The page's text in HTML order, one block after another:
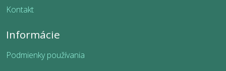
Kontakt
Informácie
Podmienky používania